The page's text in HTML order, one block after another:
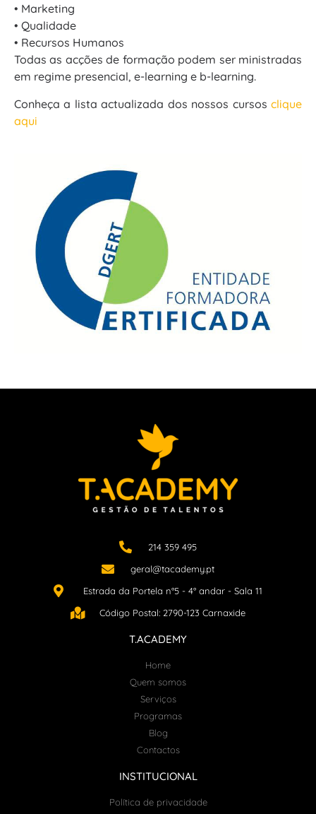
• Marketing
• Qualidade
• Recursos Humanos
Todas as acções de formação podem ser ministradas
em regime presencial, e-learning e b-learning.
Conheça a lista actualizada dos nossos cursos clique
aqui
214 359 495
geral@tacademy.pt
Estrada da Portela n°5 - 4° andar - Sala 11
Código Postal: 2790-123 Carnaxide
T.ACADEMY
Home
Quem somos
Serviços
Programas
Blog
Contactos
INSTITUCIONAL
Política de privacidade